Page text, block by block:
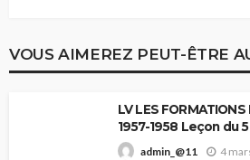
VOUS AIMEREZ PEUT-ÊTRE
LV LES FORMATIONS
1957-1958 Leçon du
admin_@11 4